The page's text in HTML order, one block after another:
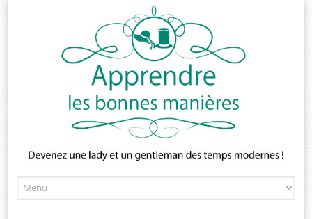
to